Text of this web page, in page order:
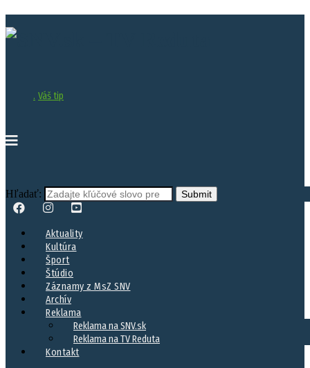
. Váš tip
Hľadať:
Aktuality
Kultúra
Šport
Štúdio
Záznamy z MsZ SNV
Archív
Reklama
Reklama na SNV.sk
Reklama na TV Reduta
Kontakt